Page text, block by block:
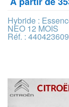
Hybride :
NEO 12 MOIS
Réf. :